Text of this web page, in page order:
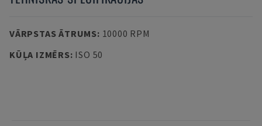
VĀRPSTAS ĀTRUMS: 10000 RPM
KŪĻA IZMĒRS: ISO 50